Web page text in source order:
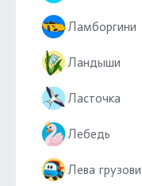
Ламборгини
Ландыши
Ласточка
Лебедь
Лева